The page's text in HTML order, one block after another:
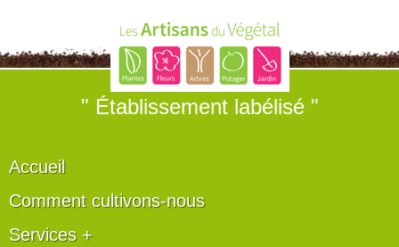
" Établissement labélisé "
Accueil
Comment cultivons-nous
Services +